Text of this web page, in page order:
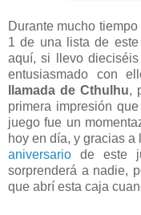
Durante mucho
1 de una lista de
aquí, si llevo
entusiasmado con
llamada de Cthulhu,
primera impresión
juego fue un
hoy en día, y gracias a
aniversario de este
sorprenderá a nadie,
que abrí esta caja